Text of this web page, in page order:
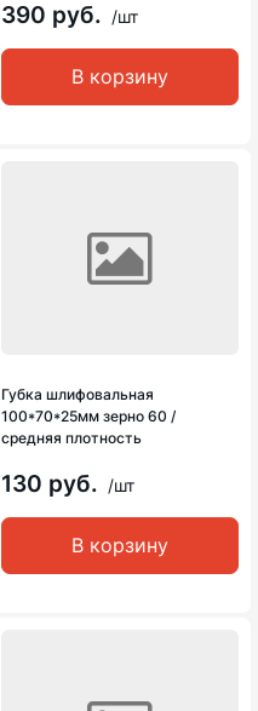
390 руб. /шт
В корзину
Губка шлифовальная
100*70*25мм зерно 60 /
средняя плотность
130 руб. /шт
В корзину